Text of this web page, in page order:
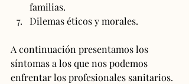
familias.
Dilemas éticos y morales.
A continuación presentamos los
síntomas a los que nos podemos
enfrentar los profesionales sanitarios.